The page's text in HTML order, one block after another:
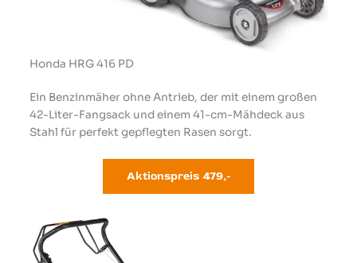
Honda HRG 416 PD
Ein Benzinmäher ohne Antrieb, der mit einem großen
42-Liter-Fangsack und einem 41-cm-Mähdeck aus
Stahl für perfekt gepflegten Rasen sorgt.
Aktionspreis 479,-